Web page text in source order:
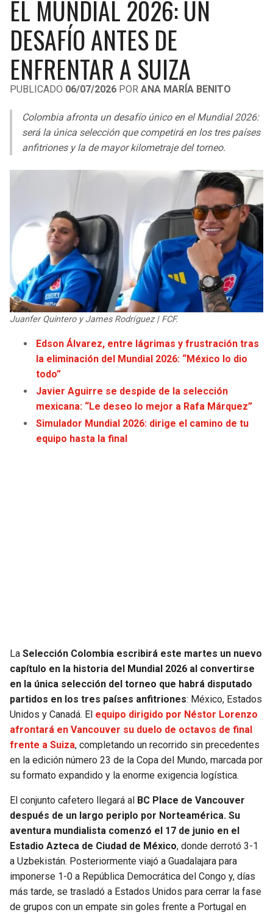
LIGA DE EXPANSIÓN MX
LEAGUES CUP
UEFA EUROPA LEAGUE
UEFA CONFERENCE LEAGUE
MLS
COPA LIBERTADORES
COPA SUDAMERICANA
LIGA BETPLAY
OTRAS LIGAS
RAIDERS
CHARGERS
RAVENS
TEXANS
COLTS
JAGUARS
TITANS
COWBOYS
GIANTS
EAGLES
COMMANDERS
PACKERS
VIKINGS
FALCONS
PANTHERS
BUCCANEERS
CAVALIERS
PISTONS
PACERS
HEAT
MAGIC
WIZARDS
WARRIORS
CLIPPERS
LAKERS
SUNS
KINGS
TIMBERWOLVES
THUNDER
TRAIL BLAZERS
JAZZ
EL MUNDIAL 2026: UN
DESAFÍO ANTES DE
ENFRENTAR A SUIZA
PUBLICADO 06/07/2026 POR ANA MARÍA BENITO
Colombia afronta un desafío único en el Mundial 2026:
será la única selección que competirá en los tres países
anfitriones y la de mayor kilometraje del torneo.
Juanfer Quintero y James Rodríguez | FCF.
Edson Álvarez, entre lágrimas y frustración tras
la eliminación del Mundial 2026: “México lo dio
todo”
Javier Aguirre se despide de la selección
mexicana: “Le deseo lo mejor a Rafa Márquez”
Simulador Mundial 2026: dirige el camino de tu
equipo hasta la final
La Selección Colombia escribirá este martes un nuevo
capítulo en la historia del Mundial 2026 al convertirse
en la única selección del torneo que habrá disputado
partidos en los tres países anfitriones: México, Estados
Unidos y Canadá. El equipo dirigido por Néstor Lorenzo
afrontará en Vancouver su duelo de octavos de final
frente a Suiza, completando un recorrido sin precedentes
en la edición número 23 de la Copa del Mundo, marcada por
su formato expandido y la enorme exigencia logística.
El conjunto cafetero llegará al BC Place de Vancouver
después de un largo periplo por Norteamérica. Su
aventura mundialista comenzó el 17 de junio en el
Estadio Azteca de Ciudad de México, donde derrotó 3-1
a Uzbekistán. Posteriormente viajó a Guadalajara para
imponerse 1-0 a República Democrática del Congo y, días
más tarde, se trasladó a Estados Unidos para cerrar la fase
de grupos con un empate sin goles frente a Portugal en